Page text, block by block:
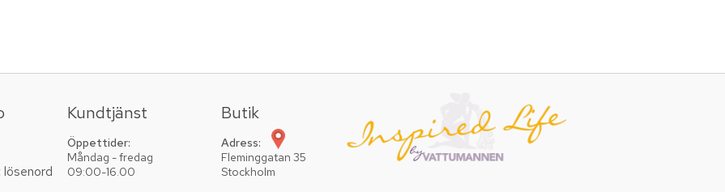
Kundtjänst
Öppettider:
Måndag - fredag
09:00-16.00
Butik
Adress:
Fleminggatan 35
Stockholm